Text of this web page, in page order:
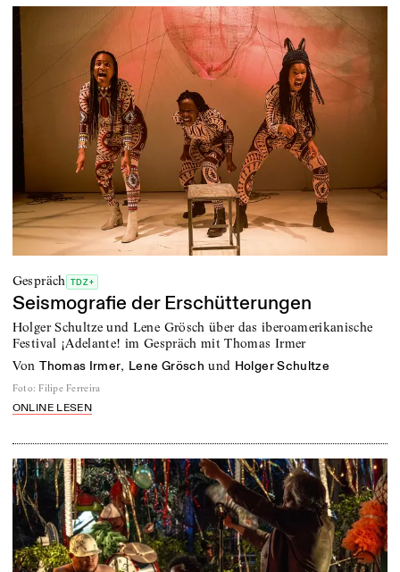
Gespräch TDZ+
Seismografie der Erschütterungen
Holger Schultze und Lene Grösch über das iberoamerikanische
Festival ¡Adelante! im Gespräch mit Thomas Irmer
von Thomas Irmer, Lene Grösch und Holger Schultze
Foto: Filipe Ferreira
ONLINE LESEN